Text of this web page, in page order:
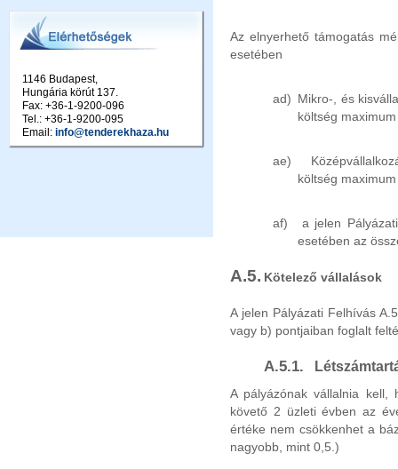
1146 Budapest,
Hungária körút 137.
Fax: +36-1-9200-096
Tel.: +36-1-9200-095
Email: info@tenderekhaza.hu
Az elnyerhető támogatás
esetében
ad) Mikro-, és
költség
ae)
költség
af)
a jelen
esetében az
A.5. Kötelező vállalások
A jelen Pályázati Felhívás
vagy b) pontjaiban foglalt
A.5.1.
A pályázónak vállalnia kell,
követő 2 üzleti évben az
értéke nem csökkenhet a
nagyobb, mint 0,5.)